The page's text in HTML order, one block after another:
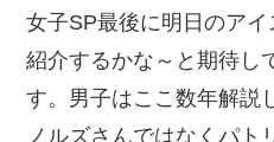
女子SP最後に明日のア
紹介するかな～と期待し
す。男子はここ数年解説
ノルズさんではなくパト